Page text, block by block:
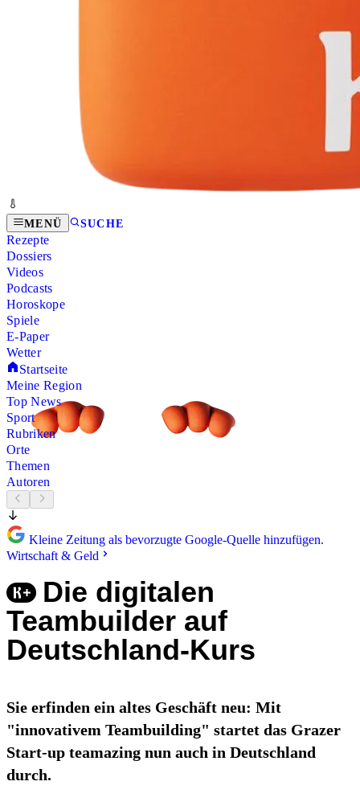
MENÜ SUCHE
Rezepte
Dossiers
Videos
Podcasts
Horoskope
Spiele
E-Paper
Wetter
Startseite
Meine Region
Top News
Sport
Rubriken
Orte
Themen
Autoren
Kleine Zeitung als bevorzugte Google-Quelle hinzufügen.
Wirtschaft & Geld
Die digitalen
Teambuilder auf
Deutschland-Kurs
Sie erfinden ein altes Geschäft neu: Mit
"innovativem Teambuilding" startet das Grazer
Start-up teamazing nun auch in Deutschland
durch.